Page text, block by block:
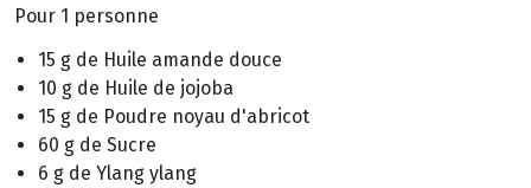
Pour 1 personne
15 g de Huile amande douce
10 g de Huile de jojoba
15 g de Poudre noyau d'abricot
60 g de Sucre
6 g de Ylang ylang